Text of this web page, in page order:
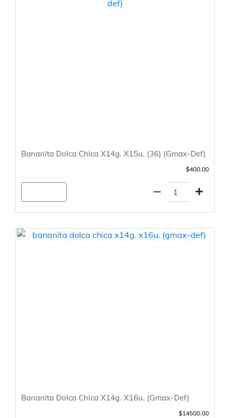
Bananita Dolca Chica X14g. X15u. (36) (Gmax-Def)
$400.00
Bananita Dolca Chica X14g. X16u. (Gmax-Def)
$14500.00